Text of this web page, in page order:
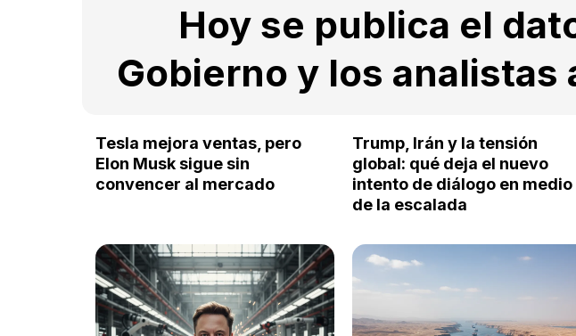
Hoy se publica el
Gobierno y los
Tesla mejora ventas, pero
Elon Musk sigue sin
convencer al mercado
Trump, Irán y la tensión
global: qué deja el nuevo
intento de diálogo en medio
de la escalada